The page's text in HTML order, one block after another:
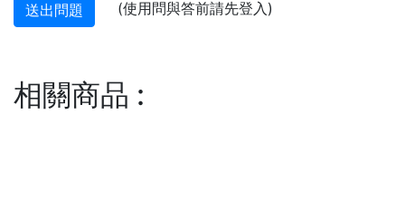
送出問題 (使用問與答前請先登入)
相關商品 :